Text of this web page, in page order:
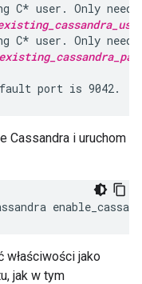
C* user. Only
C* user. Only
port is 9042.
Cassandra i uruchom
właściwości jako
jak w tym